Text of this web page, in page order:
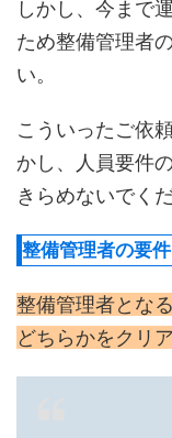
しかし、今まで
ため整備管理者
い。
こういったご依
かし、人員要件
きらめないでくだ
整備管理者の要件
整備管理者とな
どちらかをクリア